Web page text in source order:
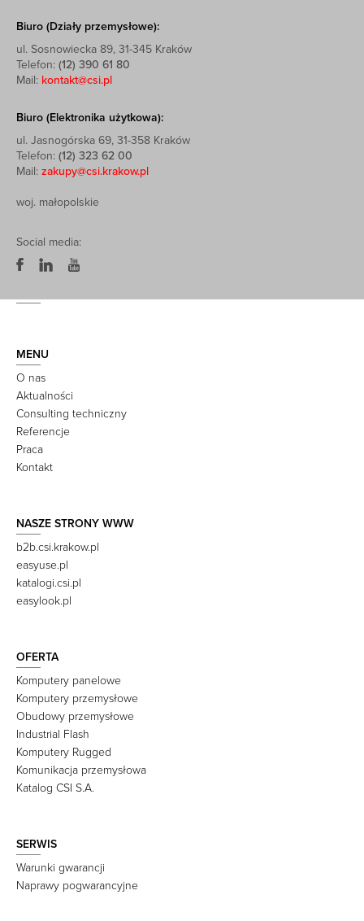
Biuro (Działy przemysłowe):
ul. Sosnowiecka 89, 31-345 Kraków
Telefon: (12) 390 61 80
Mail: kontakt@csi.pl
Biuro (Elektronika użytkowa):
ul. Jasnogórska 69, 31-358 Kraków
Telefon: (12) 323 62 00
Mail: zakupy@csi.krakow.pl
woj. małopolskie
Social media:
MENU
O nas
Aktualności
Consulting techniczny
Referencje
Praca
Kontakt
NASZE STRONY WWW
b2b.csi.krakow.pl
easyuse.pl
katalogi.csi.pl
easylook.pl
OFERTA
Komputery panelowe
Komputery przemysłowe
Obudowy przemysłowe
Industrial Flash
Komputery Rugged
Komunikacja przemysłowa
Katalog CSI S.A.
SERWIS
Warunki gwarancji
Naprawy pogwarancyjne